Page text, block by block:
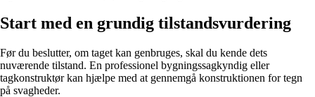
Start med en grundig tilstandsvurdering
Før du beslutter, om taget kan genbruges, skal du kende dets
nuværende tilstand. En professionel bygningssagkyndig eller
tagkonstruktør kan hjælpe med at gennemgå konstruktionen for tegn
på svagheder.